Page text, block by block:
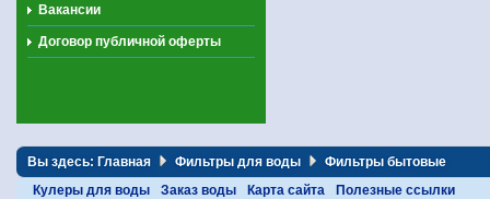
Вакансии
Договор публичной оферты
Вы здесь: Главная Фильтры для воды
Фильтры бытовые
Кулеры для воды
Заказ воды Карта сайта Полезные ссылки